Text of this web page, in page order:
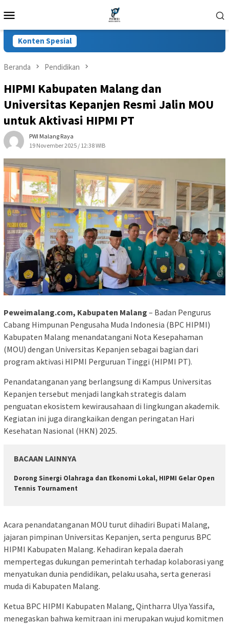
ke
Mobile
Konten Spesial
Beranda Pendidikan
HIPMI Kabupaten Malang dan
Universitas Kepanjen Resmi Jalin MOU
untuk Aktivasi HIPMI PT
PWI Malang Raya
19 November 2025 / 12:38 WIB
Peweimalang.com, Kabupaten Malang – Badan Pengurus
Cabang Himpunan Pengusaha Muda Indonesia (BPC HIPMI)
Kabupaten Malang menandatangani Nota Kesepahaman
(MOU) dengan Universitas Kepanjen sebagai bagian dari
program aktivasi HIPMI Perguruan Tinggi (HIPMI PT).
Penandatanganan yang berlangsung di Kampus Universitas
Kepanjen tersebut menjadi langkah strategis dalam
penguatan ekosistem kewirausahaan di lingkungan akademik.
Kegiatan ini juga dirangkaikan dengan peringatan Hari
Kesehatan Nasional (HKN) 2025.
BACAAN LAINNYA
Dorong Sinergi Olahraga dan Ekonomi Lokal, HIPMI Gelar Open
Tennis Tournament
Acara penandatanganan MOU turut dihadiri Bupati Malang,
jajaran pimpinan Universitas Kepanjen, serta pengurus BPC
HIPMI Kabupaten Malang. Kehadiran kepala daerah
mempertegas dukungan pemerintah terhadap kolaborasi yang
menyatukan dunia pendidikan, pelaku usaha, serta generasi
muda di Kabupaten Malang.
Ketua BPC HIPMI Kabupaten Malang, Qintharra Ulya Yassifa,
menegaskan bahwa kemitraan ini merupakan wujud komitmen